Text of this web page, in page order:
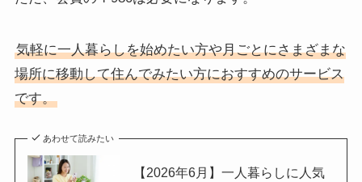
気軽に一人暮らしを始めたい方や月ごとにさまざまな
場所に移動して住んでみたい方におすすめのサービス
です。
あわせて読みたい
【2026年6月】一人暮らしに人気